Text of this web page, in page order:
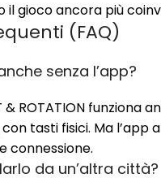
gioco ancora più
(FAQ)
senza l’app?
& ROTATION funziona
tasti fisici. Ma l’app
connessione.
da un’altra città?